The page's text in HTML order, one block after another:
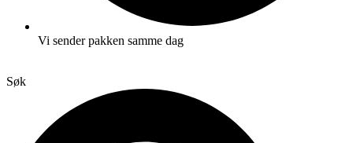
Vi sender pakken samme dag
Søk